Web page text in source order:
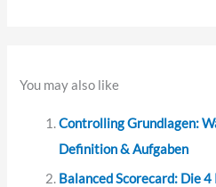
You may also like
Controlling Grundlagen:
Definition & Aufgaben
Balanced Scorecard: Die